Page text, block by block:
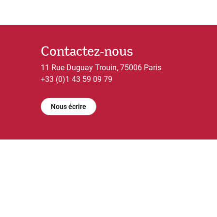
Contactez-nous
11 Rue Duguay Trouin, 75006 Paris
+33 (0)1 43 59 09 79
Nous écrire